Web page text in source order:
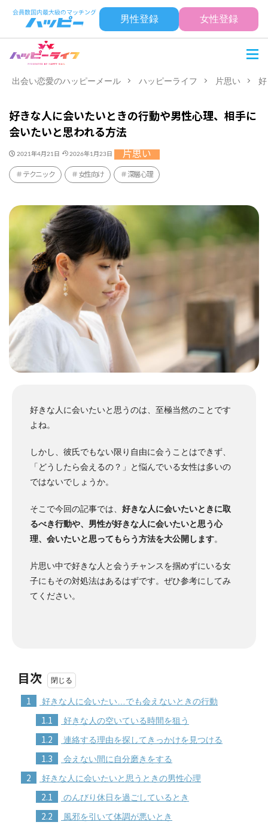
男性登録 女性登録
出会い恋愛のハッピーメール ハッピーライフ 片思い
好きな人に会いたいときの行動や男性心理、相手に
会いたいと思われる方法
2021年4月21日 2026年1月23日 片思い
テクニック 女性向け 深層心理
好きな人に会いたいと思うのは、至極当然のことです
よね。
しかし、彼氏でもない限り自由に会うことはできず、
「どうしたら会えるの？」と悩んでいる女性は多いの
ではないでしょうか。
そこで今回の記事では、 好きな人に会いたいときに取
るべき行動や、男性が好きな人に会いたいと思う心
理、会いたいと思ってもらう方法を大公開します。
片思い中で好きな人と会うチャンスを掴めずにいる女
子にもその対処法はあるはずです。ぜひ参考にしてみ
てください。
目次
1 好きな人に会いたい…でも会えないときの行動
1.1 好きな人の空いている時間を狙う
1.2 連絡する理由を探してきっかけを見つける
1.3 会えない間に自分磨きをする
2 好きな人に会いたいと思うときの男性心理
2.1 のんびり休日を過ごしているとき
2.2 風邪を引いて体調が悪いとき